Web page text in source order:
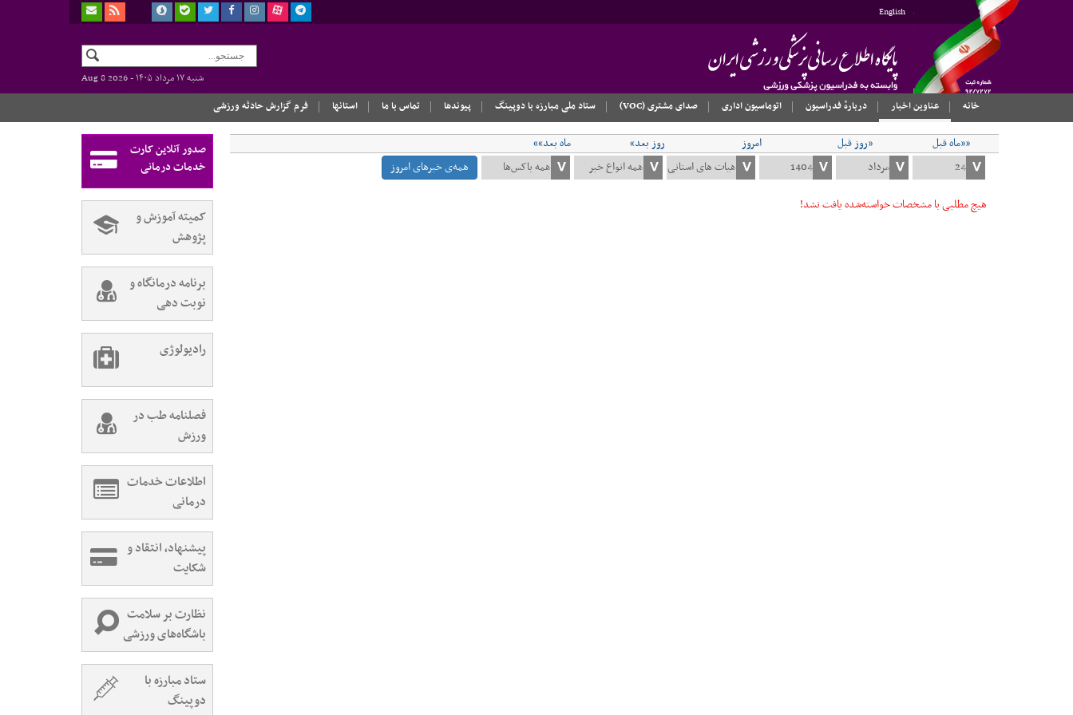
English
شنبه ۱۷ مرداد ۱۴۰۵ -
Aug 8 2026
خانه
عناوین اخبار دربارهٔ فدراسیون اتوماسیون اداری صدای مشتری (VOC) ستاد ملی مبارزه با دوپینگ پیوندها تماس با ما استانها فرم گزارش حادثه ورزشی
««ماه قبل «روز قبل امروز روز بعد»
ماه بعد»»
همه‌ی خبرهای امروز
هیچ مطلبی با مشخصات خواسته‌شده یافت نشد!
صدور آنلاین کارت
خدمات درمانی
کمیته آموزش و
پژوهش
برنامه درمانگاه و
نوبت دهی
رادیولوژی
فصلنامه طب در
ورزش
اطلاعات خدمات
درمانی
پیشنهاد، انتقاد و
شکایت
نظارت بر سلامت
باشگاه‌های ورزشی
ستاد مبارزه با
دوپینگ